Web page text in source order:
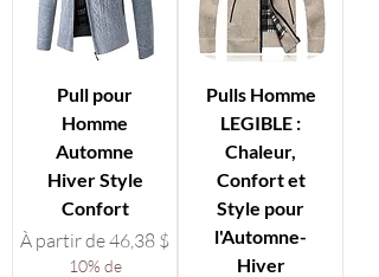
Pull pour
Homme
Automne
Hiver Style
Confort
À partir de46,38 $
Prix promotionnel
10% de
Pulls Homme
LEGIBLE :
Chaleur,
Confort et
Style pour
l'Automne-
Hiver